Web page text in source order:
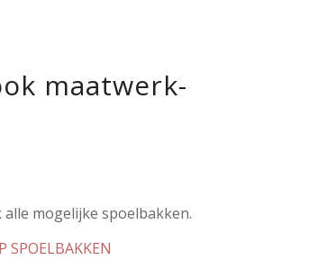
maatwerk-
mogelijke spoelbakken.
SPOELBAKKEN